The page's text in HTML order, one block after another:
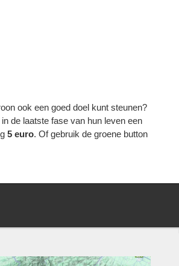
ook een goed doel kunt steunen?
de laatste fase van hun leven een
5 euro. Of gebruik de groene button